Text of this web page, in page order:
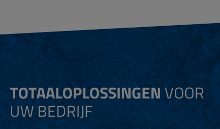
TOTAALOPLOSSINGEN VOOR
UW BEDRIJF